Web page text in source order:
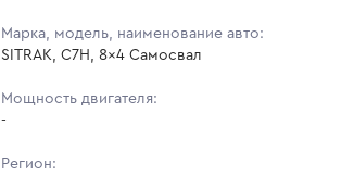
Марка, модель, наименование авто:
SITRAK, C7H, 8x4 Самосвал
Мощность двигателя:
-
Регион: